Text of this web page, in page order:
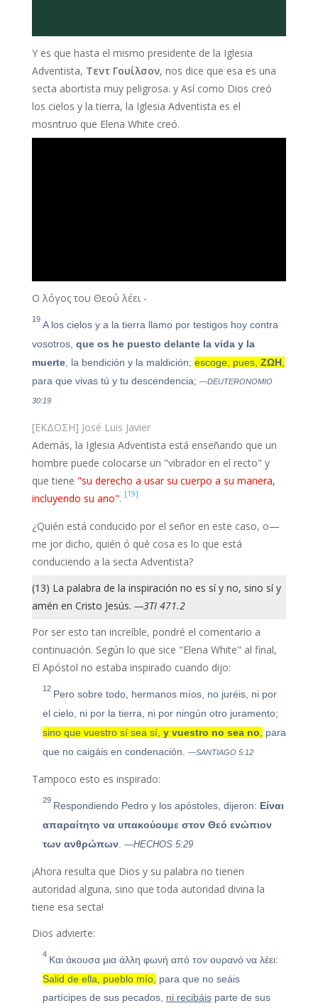
Y es que hasta el mismo presidente de la Iglesia
Adventista, Τεντ Γουίλσον, nos dice que esa es una
secta abortista muy peligrosa. y Así como Dios creó
los cielos y la tierra, la Iglesia Adventista es el
mosntruo que Elena White creó.
Ο λόγος του Θεού λέει -
19 A los cielos y a la tierra llamo por testigos hoy contra
vosotros, que os he puesto delante la vida y la
muerte, la bendición y la maldición; escoge, pues, ΖΩΗ,
para que vivas tú y tu descendencia; —DEUTERONOMIO
30:19
[ΕΚΔΟΣΗ] José Luis Javier
Además, la Iglesia Adventista está enseñando que un
hombre puede colocarse un "vibrador en el recto" y
que tiene "su derecho a usar su cuerpo a su manera,
incluyendo su ano". [19]
¿Quién está conducido por el señor en este caso, o—
me jor dicho, quién ó qué cosa es lo que está
conduciendo a la secta Adventista?
(13) La palabra de la inspiración no es sí y no, sino sí y
amén en Cristo Jesús. —3TI 471.2
Por ser esto tan increíble, pondré el comentario a
continuación. Según lo que sice "Elena White" al final,
El Apóstol no estaba inspirado cuando dijo:
12 Pero sobre todo, hermanos míos, no juréis, ni por
el cielo, ni por la tierra, ni por ningún otro juramento;
sino que vuestro sí sea sí, y vuestro no sea no
para
que no caigáis en condenación.
—SANTIAGO 5:12
Tampoco esto es inspirado:
29 Respondiendo Pedro y los apóstoles, dijeron: Είναι
απαραίτητο να υπακούουμε στον Θεό ενώπιον
των ανθρώπων —HECHOS 5:29
¡Ahora resulta que Dios y su palabra no tienen
autoridad alguna, sino que toda autoridad divina la
tiene esa secta!
Dios advierte:
4 Και άκουσα μια άλλη φωνή από τον ουρανό να λέει:
Salid de ella, pueblo mío, para que no seáis
partícipes de sus pecados, ni recibáisparte de sus